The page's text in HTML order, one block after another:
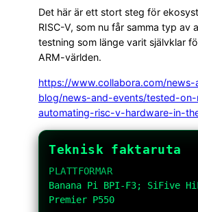
Det här är ett stort steg för
RISC-V, som nu får samma typ av
testning som länge varit självklar
ARM-världen.
https://www.collabora.com/news-
blog/news-and-events/tested-
automating-risc-v-hardware-in-
Teknisk faktaruta
PLATTFORMAR
Banana Pi BPI-F3; SiFive
Premier P550